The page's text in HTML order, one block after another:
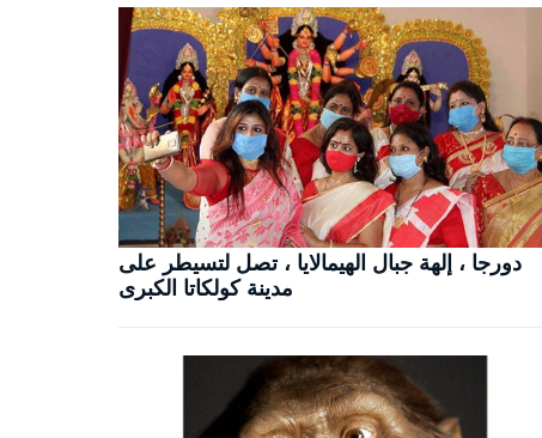
دورجا ، إلهة جبال الهيمالايا ، تصل لتسيطر على
مدينة كولكاتا الكبرى